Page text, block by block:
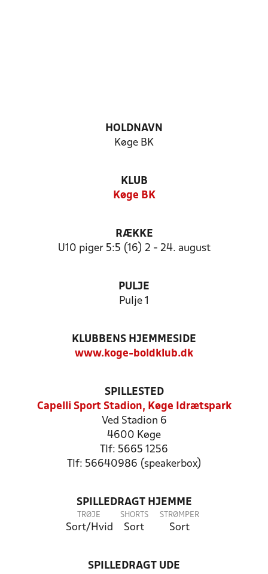
HOLDNAVN
Køge BK
KLUB
Køge BK
RÆKKE
U10 piger 5:5 (16) 2 - 24. august
PULJE
Pulje 1
KLUBBENS HJEMMESIDE
www.koge-boldklub.dk
SPILLESTED
Capelli Sport Stadion, Køge Idrætspark
Ved Stadion 6
4600 Køge
Tlf: 5665 1256
Tlf: 56640986 (speakerbox)
SPILLEDRAGT HJEMME
TRØJE
Sort/Hvid
SHORTS
Sort
STRØMPER
Sort
SPILLEDRAGT UDE